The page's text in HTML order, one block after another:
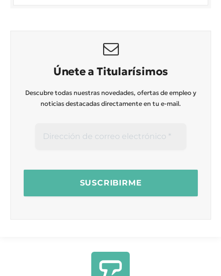
Únete a Titularísimos
Descubre todas nuestras novedades, ofertas de empleo y
noticias destacadas directamente en tu e-mail.